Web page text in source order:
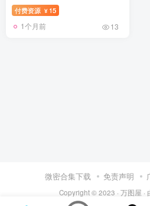
付费资源 ¥ 15
1个月前 13
微密合集下载 免责声明
Copyright © 2023 · 万图屋 ·